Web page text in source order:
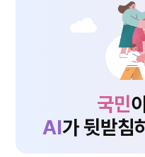
국민
AI가 뒷받침